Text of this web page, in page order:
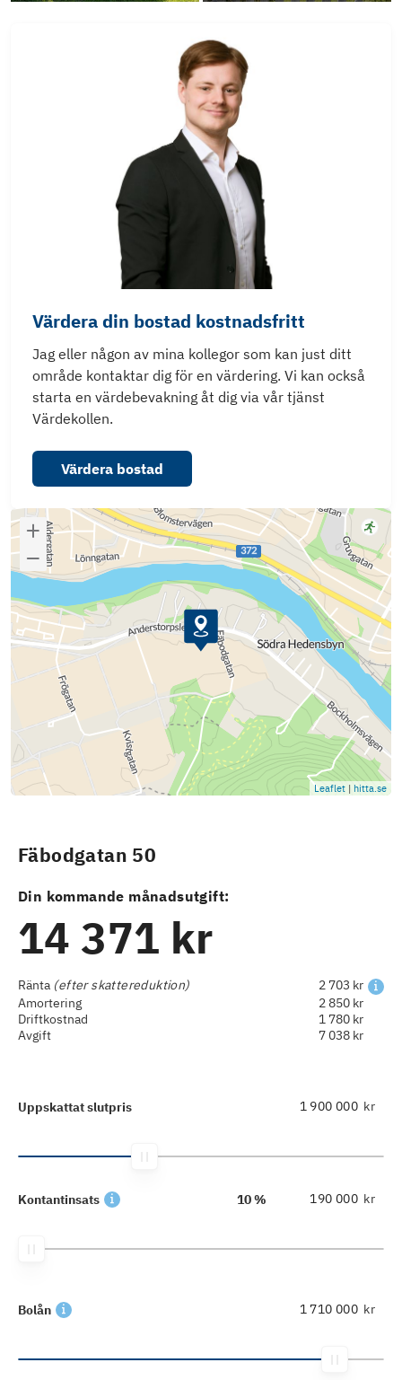
Värdera din bostad kostnadsfritt
Jag eller någon av mina kollegor som kan just ditt
område kontaktar dig för en värdering. Vi kan också
starta en värdebevakning åt dig via vår tjänst
Värdekollen.
Värdera bostad
Leaflet | hitta.se
Fäbodgatan 50
Din kommande månadsutgift:
14 371 kr
Ränta (efter skattereduktion)
2 703 kr
Amortering
2 850 kr
Driftkostnad
1 780 kr
Avgift
7 038 kr
Uppskattat slutpris kr
Kontantinsats 10 % kr
Bolån kr